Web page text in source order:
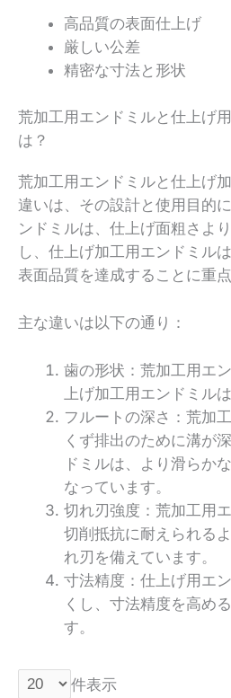
高品質の表面仕上げ
厳しい公差
精密な寸法と形状
荒加工用エンドミルと仕上げ
は？
荒加工用エンドミルと仕上げ
違いは、その設計と使用目的
ンドミルは、仕上げ面粗さよ
し、仕上げ加工用エンドミル
表面品質を達成することに重点
主な違いは以下の通り：
歯の形状：荒加工用エ
上げ加工用エンドミルは
フルートの深さ：荒加
くず排出のために溝が
ドミルは、より滑らか
なっています。
切れ刃強度：荒加工用
切削抵抗に耐えられる
れ刃を備えています。
寸法精度：仕上げ用エ
くし、寸法精度を高め
す。
件表示